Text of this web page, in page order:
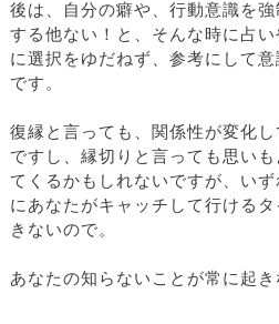
後は、自分の癖や、行動意識を
する他ない！と、そんな時に占
に選択をゆだねず、参考にして
です。
復縁と言っても、関係性が変化
ですし、縁切りと言っても思い
てくるかもしれないですが、い
にあなたがキャッチして行ける
きないので。
あなたの知らないことが常に起き